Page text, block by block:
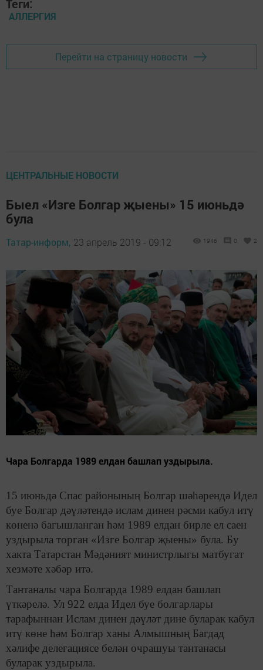
Теги:
АЛЛЕРГИЯ
Перейти на страницу новости
ЦЕНТРАЛЬНЫЕ НОВОСТИ
Быел «Изге Болгар җыены» 15 июньдә
була
Татар-информ, 23 апрель 2019 - 09:12 1946 0 2
Чара Болгарда 1989 елдан башлап уздырыла.
15 июньдә Спас районының Болгар шәһәрендә Идел
буе Болгар дәүләтендә ислам динен рәсми кабул итү
көненә багышланган һәм 1989 елдан бирле ел саен
уздырыла торган «Изге Болгар җыены» була. Бу
хакта Татарстан Мәдәният министрлыгы матбугат
хезмәте хәбәр итә.
Тантаналы чара Болгарда 1989 елдан башлап
үткәрелә. Ул 922 елда Идел буе болгарлары
тарафыннан Ислам динен дәүләт дине буларак кабул
итү көне һәм Болгар ханы Алмышның Багдад
хәлифе делегациясе белән очрашуы тантанасы
буларак уздырыла.